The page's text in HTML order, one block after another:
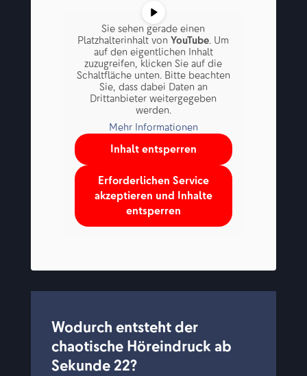
Sie sehen gerade einen
Platzhalterinhalt vonYouTube. Um
auf den eigentlichen Inhalt
zuzugreifen, klicken Sie auf die
Schaltfläche unten. Bitte beachten
Sie, dass dabei Daten an
Drittanbieter weitergegeben
werden.
Mehr Informationen
Inhalt entsperren
Erforderlichen Service
akzeptieren und Inhalte
entsperren
Wodurch entsteht der
chaotische Höreindruck ab
Sekunde 22?